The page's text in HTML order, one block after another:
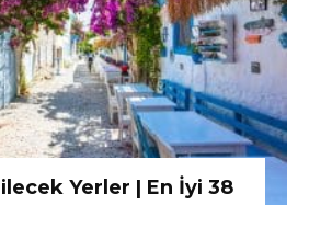
Yerler | En İyi 38